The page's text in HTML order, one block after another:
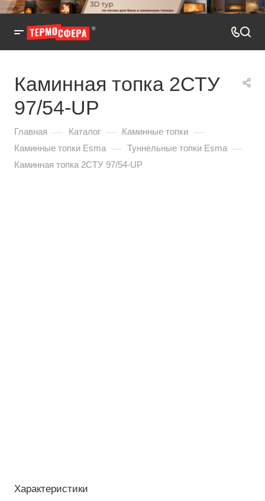
Каминная топка 2СТУ
97/54-UP
Главная — Каталог — Каминные топки —
Каминные топки Esma — Туннельные топки Esma —
Каминная топка 2СТУ 97/54-UP
Характеристики